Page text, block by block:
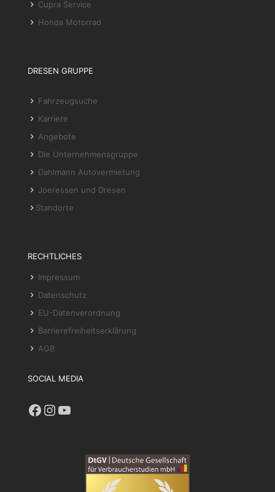
Cupra Service
Honda Motorrad
DRESEN GRUPPE
Fahrzeugsuche
Karriere
Angebote
Die Unternehmensgruppe
Dahlmann Autovermietung
Joeressen und Dresen
Standorte
RECHTLICHES
Impressum
Datenschutz
EU-Datenverordnung
Barrierefreiheitserklärung
AGB
SOCIAL MEDIA
Facebook
Instagram
YouTube